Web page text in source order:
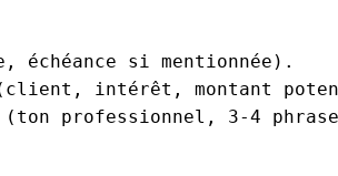
échéance si mentionnée).
(client, intérêt, montant
professionnel, 3-4